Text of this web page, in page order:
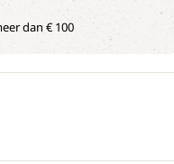
dan € 100